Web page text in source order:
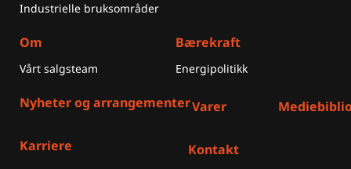
Industrielle bruksområder
Om
Vårt salgsteam
Bærekraft
Energipolitikk
Nyheter og arrangementerVarer
Karriere Kontakt